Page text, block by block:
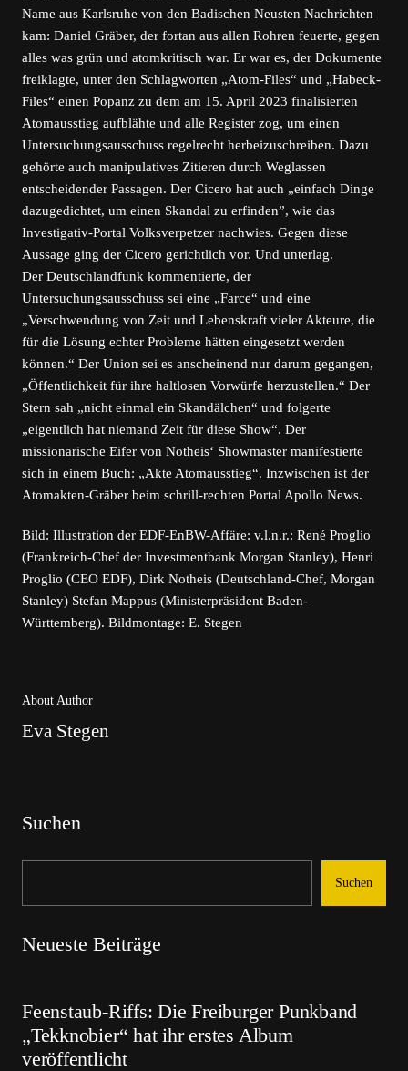
Name aus Karlsruhe von den Badischen Neusten Nachrichten
kam: Daniel Gräber, der fortan aus allen Rohren feuerte, gegen
alles was grün und atomkritisch war. Er war es, der Dokumente
freiklagte, unter den Schlagworten „Atom-Files“ und „Habeck-
Files“ einen Popanz zu dem am 15. April 2023 finalisierten
Atomausstieg aufblähte und alle Register zog, um einen
Untersuchungsausschuss regelrecht herbeizuschreiben. Dazu
gehörte auch manipulatives Zitieren durch Weglassen
entscheidender Passagen. Der Cicero hat auch „einfach Dinge
dazugedichtet, um einen Skandal zu erfinden”, wie das
Investigativ-Portal Volksverpetzer nachwies. Gegen diese
Aussage ging der Cicero gerichtlich vor. Und unterlag.
Der Deutschlandfunk kommentierte, der
Untersuchungsausschuss sei eine „Farce“ und eine
„Verschwendung von Zeit und Lebenskraft vieler Akteure, die
für die Lösung echter Probleme hätten eingesetzt werden
können.“ Der Union sei es anscheinend nur darum gegangen,
„Öffentlichkeit für ihre haltlosen Vorwürfe herzustellen.“ Der
Stern sah „nicht einmal ein Skandälchen“ und folgerte
„eigentlich hat niemand Zeit für diese Show“. Der
missionarische Eifer von Notheis‘ Showmaster manifestierte
sich in einem Buch: „Akte Atomausstieg“. Inzwischen ist der
Atomakten-Gräber beim schrill-rechten Portal Apollo News.
Bild: Illustration der EDF-EnBW-Affäre: v.l.n.r.: René Proglio
(Frankreich-Chef der Investmentbank Morgan Stanley), Henri
Proglio (CEO EDF), Dirk Notheis (Deutschland-Chef, Morgan
Stanley) Stefan Mappus (Ministerpräsident Baden-
Württemberg). Bildmontage: E. Stegen
About Author
Eva Stegen
Suchen
Suchen
Neueste Beiträge
Feenstaub-Riffs: Die Freiburger Punkband
„Tekknobier“ hat ihr erstes Album
veröffentlicht